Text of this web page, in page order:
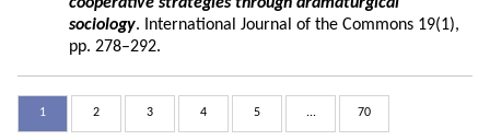
sociology. International Journal of the Commons 19(1),
pp. 278–292.
1 2 3 4 5 ... 70